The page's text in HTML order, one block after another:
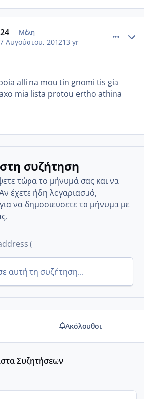
Μέλη
Αυγούστου, 201213 yr
alli na mou tin gnomi tis gia
mia lista protou ertho athina
συζήτηση
τώρα το μήνυμά σας και να
έχετε ήδη λογαριασμό,
για να δημοσιεύσετε το μήνυμα με
αυτή τη συζήτηση...
Ακόλουθοι
Συζητήσεων